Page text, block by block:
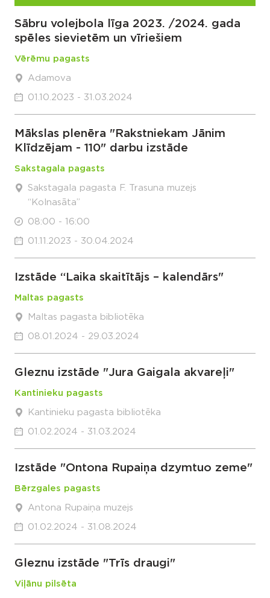
Sābru volejbola līga 2023. /2024. gada
spēles sievietēm un vīriešiem
Vērēmu pagasts
Adamova
01.10.2023 - 31.03.2024
Mākslas plenēra "Rakstniekam Jānim
Klīdzējam - 110" darbu izstāde
Sakstagala pagasts
Sakstagala pagasta F. Trasuna muzejs
“Kolnasāta”
08:00 - 16:00
01.11.2023 - 30.04.2024
Izstāde “Laika skaitītājs – kalendārs"
Maltas pagasts
Maltas pagasta bibliotēka
08.01.2024 - 29.03.2024
Gleznu izstāde "Jura Gaigala akvareļi"
Kantinieku pagasts
Kantinieku pagasta bibliotēka
01.02.2024 - 31.03.2024
Izstāde "Ontona Rupaiņa dzymtuo zeme"
Bērzgales pagasts
Antona Rupaiņa muzejs
01.02.2024 - 31.08.2024
Gleznu izstāde "Trīs draugi"
Viļānu pilsēta